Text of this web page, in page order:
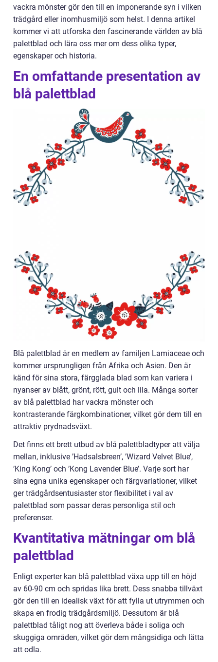
vackra mönster gör den till en imponerande syn i vilken
trädgård eller inomhusmiljö som helst. I denna artikel
kommer vi att utforska den fascinerande världen av blå
palettblad och lära oss mer om dess olika typer,
egenskaper och historia.
En omfattande presentation av
blå palettblad
Blå palettblad är en medlem av familjen Lamiaceae och
kommer ursprungligen från Afrika och Asien. Den är
känd för sina stora, färgglada blad som kan variera i
nyanser av blått, grönt, rött, gult och lila. Många sorter
av blå palettblad har vackra mönster och
kontrasterande färgkombinationer, vilket gör dem till en
attraktiv prydnadsväxt.
Det finns ett brett utbud av blå palettbladtyper att välja
mellan, inklusive ’Hadsalsbreen’, ’Wizard Velvet Blue’,
’King Kong’ och ’Kong Lavender Blue’. Varje sort har
sina egna unika egenskaper och färgvariationer, vilket
ger trädgårdsentusiaster stor flexibilitet i val av
palettblad som passar deras personliga stil och
preferenser.
Kvantitativa mätningar om blå
palettblad
Enligt experter kan blå palettblad växa upp till en höjd
av 60-90 cm och spridas lika brett. Dess snabba tillväxt
gör den till en idealisk växt för att fylla ut utrymmen och
skapa en frodig trädgårdsmiljö. Dessutom är blå
palettblad tåligt nog att överleva både i soliga och
skuggiga områden, vilket gör dem mångsidiga och lätta
att odla.